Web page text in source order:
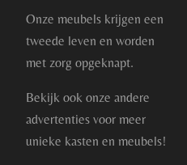
Onze meubels krijgen een
tweede leven en worden
met zorg opgeknapt.
Bekijk ook onze andere
advertenties voor meer
unieke kasten en meubels!